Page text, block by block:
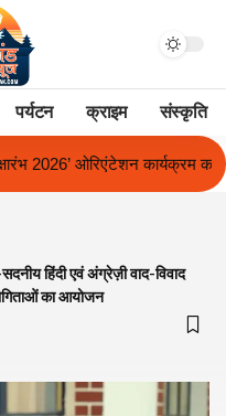
पर्यटन क्राइम संस्कृति
आयोजन एक साल से लंबित
हिंदी एवं अंग्रेज़ी वाद-विवाद
का आयोजन